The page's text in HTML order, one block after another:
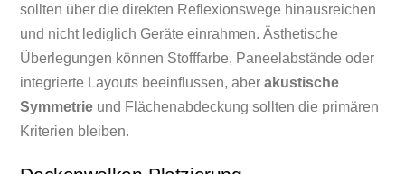
sollten über die direkten Reflexionswege hinausreichen
und nicht lediglich Geräte einrahmen. Ästhetische
Überlegungen können Stofffarbe, Paneelabstände oder
integrierte Layouts beeinflussen, aberakustische
Symmetrie und Flächenabdeckung sollten die primären
Kriterien bleiben.